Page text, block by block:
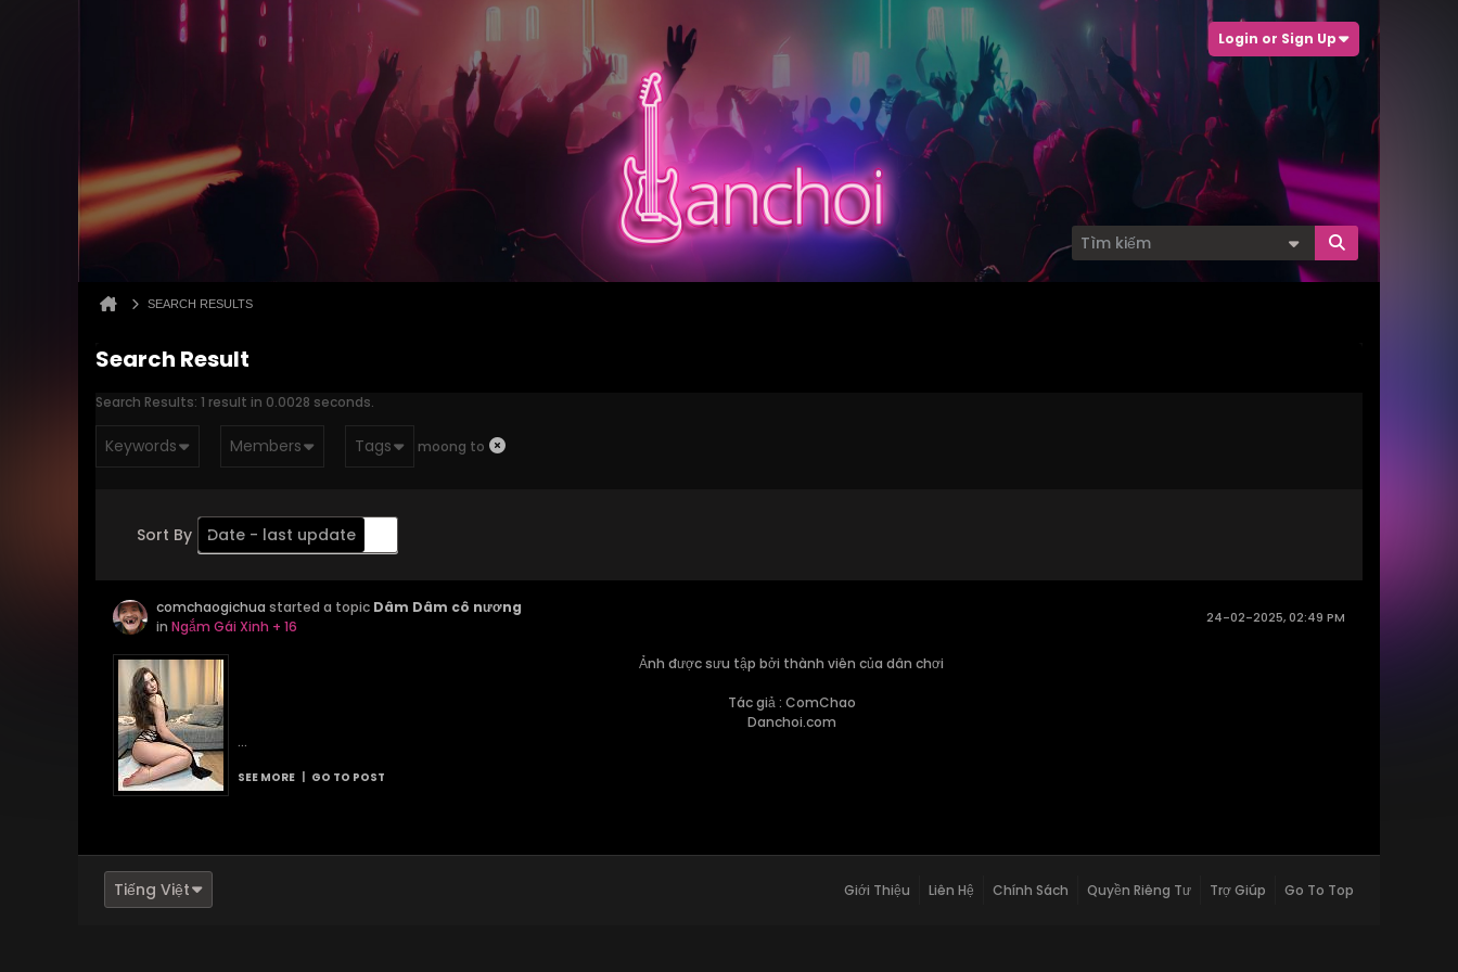
Login or Sign Up
SEARCH RESULTS
Search Result
Search Results: 1 result in 0.0028 seconds.
Keywords Members Tags moong to
Sort By Date - last update
Order Descending
comchaogichua started a topic Dâm Dâm cô nương
in Ngắm Gái Xinh + 16 24-02-2025, 02:49 PM
Ảnh được sưu tập bởi thành viên của dân chơi
Tác giả : ComChao
Danchoi.com
...
SEE MORE GO TO POST
Tiếng Việt Giới Thiệu Liên Hệ Chính Sách Quyền Riêng Tư Trợ Giúp Go To Top